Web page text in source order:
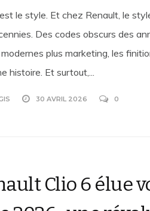
le style. Et chez Renault, le
Des codes obscurs des
plus marketing, les
histoire. Et surtout,...
30 AVRIL 2026 0
Clio 6 élue